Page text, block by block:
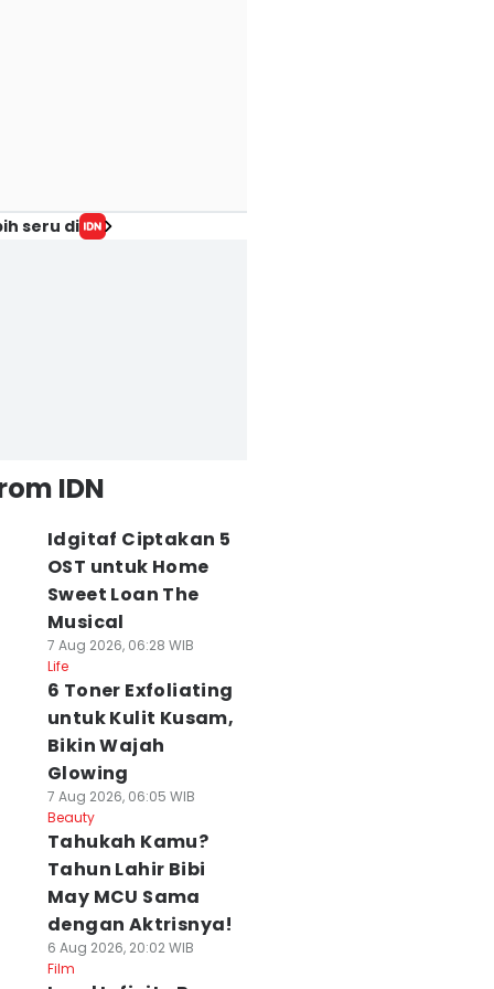
seru di
IDN
Idgitaf Ciptakan 5
OST untuk Home
Sweet Loan The
Musical
7 Aug 2026, 06:28 WIB
Life
6 Toner Exfoliating
untuk Kulit Kusam,
Bikin Wajah
Glowing
7 Aug 2026, 06:05 WIB
Beauty
Tahukah Kamu?
Tahun Lahir Bibi
May MCU Sama
dengan Aktrisnya!
6 Aug 2026, 20:02 WIB
Film